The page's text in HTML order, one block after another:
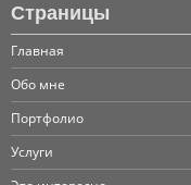
ОБЪЕКТ
ЧАСТНЫЕ
КОТТЕДЖ 1
Страницы
Главная
Обо мне
Портфолио
Услуги